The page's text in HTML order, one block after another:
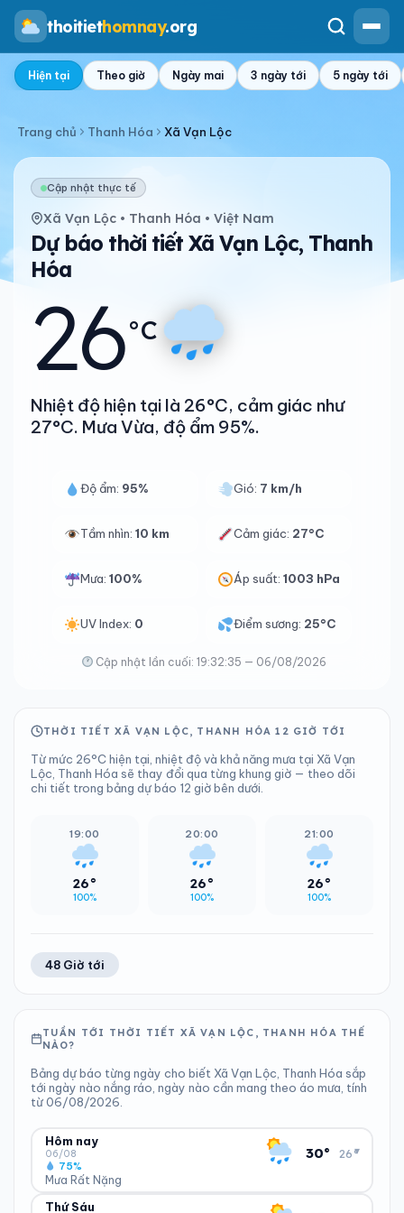
thoitiethomnay.org
Hiện tại Theo giờ Ngày mai 3 ngày tới 5 ngày tới
Trang chủ Thanh Hóa Xã Vạn Lộc
Cập nhật thực tế
Xã Vạn Lộc • Thanh Hóa • Việt Nam
Dự báo thời tiết Xã Vạn Lộc, Thanh
Hóa
26°C
Nhiệt độ hiện tại là 26°C, cảm giác như
27°C. Mưa Vừa, độ ẩm 95%.
Độ ẩm: 95% Gió: 7 km/h
Tầm nhìn: 10 km Cảm giác: 27°C
Mưa: 100% Áp suất:1003 hPa
UV Index: 0 Điểm sương: 25°C
Cập nhật lần cuối: 19:32:35 — 06/08/2026
THỜI TIẾT XÃ VẠN LỘC, THANH HÓA 12 GIỜ TỚI
Từ mức 26°C hiện tại, nhiệt độ và khả năng mưa tại Xã Vạn
Lộc, Thanh Hóa sẽ thay đổi qua từng khung giờ — theo dõi
chi tiết trong bảng dự báo 12 giờ bên dưới.
19:00
26°
100%
20:00
26°
100%
21:00
26°
100%
48 Giờ tới
TUẦN TỚI THỜI TIẾT XÃ VẠN LỘC, THANH HÓA THẾ
NÀO?
Bảng dự báo từng ngày cho biết Xã Vạn Lộc, Thanh Hóa sắp
tới ngày nào nắng ráo, ngày nào cần mang theo áo mưa, tính
từ 06/08/2026.
Hôm nay
06/08
Mưa Rất Nặng
75%
30° 26°
▾
ĐỘ ẨM
Thứ Sáu